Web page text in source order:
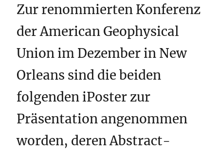
Zur renommierten Konferenz
der American Geophysical
Union im Dezember in New
Orleans sind die beiden
folgenden iPoster zur
Präsentation angenommen
worden, deren Abstract-